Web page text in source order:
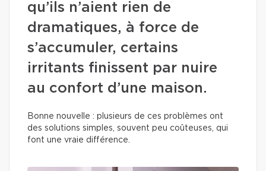
qu’ils n’aient rien de
dramatiques, à force de
s’accumuler, certains
irritants finissent par nuire
au confort d’une maison.
Bonne nouvelle : plusieurs de ces problèmes ont
des solutions simples, souvent peu coûteuses, qui
font une vraie différence.